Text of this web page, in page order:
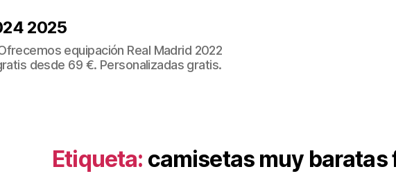
2025
equipación Real Madrid 2022
desde 69 €. Personalizadas gratis.
Etiqueta: camisetas muy baratas